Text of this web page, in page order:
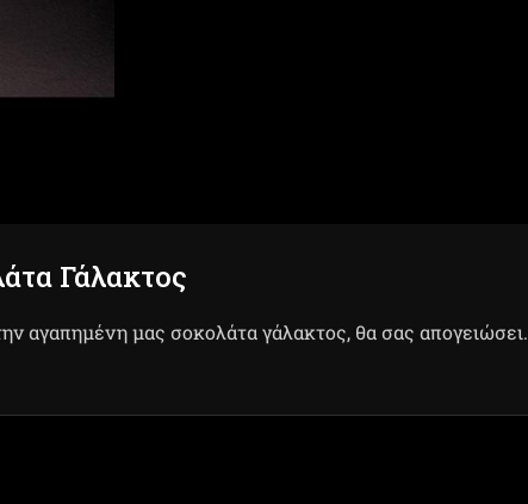
Γάλακτος
αγαπημένη μας σοκολάτα γάλακτος, θα σας απογειώσει.